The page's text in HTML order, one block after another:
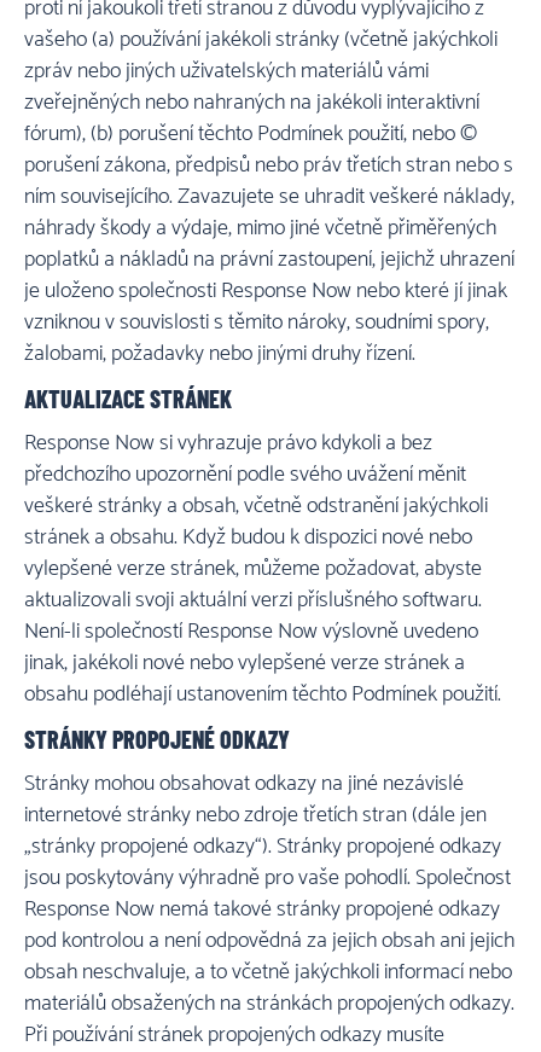
proti ní jakoukoli třetí stranou z důvodu vyplývajícího z
vašeho (a) používání jakékoli stránky (včetně jakýchkoli
zpráv nebo jiných uživatelských materiálů vámi
zveřejněných nebo nahraných na jakékoli interaktivní
fórum), (b) porušení těchto Podmínek použití, nebo ©
porušení zákona, předpisů nebo práv třetích stran nebo s
ním souvisejícího. Zavazujete se uhradit veškeré náklady,
náhrady škody a výdaje, mimo jiné včetně přiměřených
poplatků a nákladů na právní zastoupení, jejichž uhrazení
je uloženo společnosti Response Now nebo které jí jinak
vzniknou v souvislosti s těmito nároky, soudními spory,
žalobami, požadavky nebo jinými druhy řízení.
AKTUALIZACE STRÁNEK
Response Now si vyhrazuje právo kdykoli a bez
předchozího upozornění podle svého uvážení měnit
veškeré stránky a obsah, včetně odstranění jakýchkoli
stránek a obsahu. Když budou k dispozici nové nebo
vylepšené verze stránek, můžeme požadovat, abyste
aktualizovali svoji aktuální verzi příslušného softwaru.
Není-li společností Response Now výslovně uvedeno
jinak, jakékoli nové nebo vylepšené verze stránek a
obsahu podléhají ustanovením těchto Podmínek použití.
STRÁNKY PROPOJENÉ ODKAZY
Stránky mohou obsahovat odkazy na jiné nezávislé
internetové stránky nebo zdroje třetích stran (dále jen
„stránky propojené odkazy“). Stránky propojené odkazy
jsou poskytovány výhradně pro vaše pohodlí. Společnost
Response Now nemá takové stránky propojené odkazy
pod kontrolou a není odpovědná za jejich obsah ani jejich
obsah neschvaluje, a to včetně jakýchkoli informací nebo
materiálů obsažených na stránkách propojených odkazy.
Při používání stránek propojených odkazy musíte